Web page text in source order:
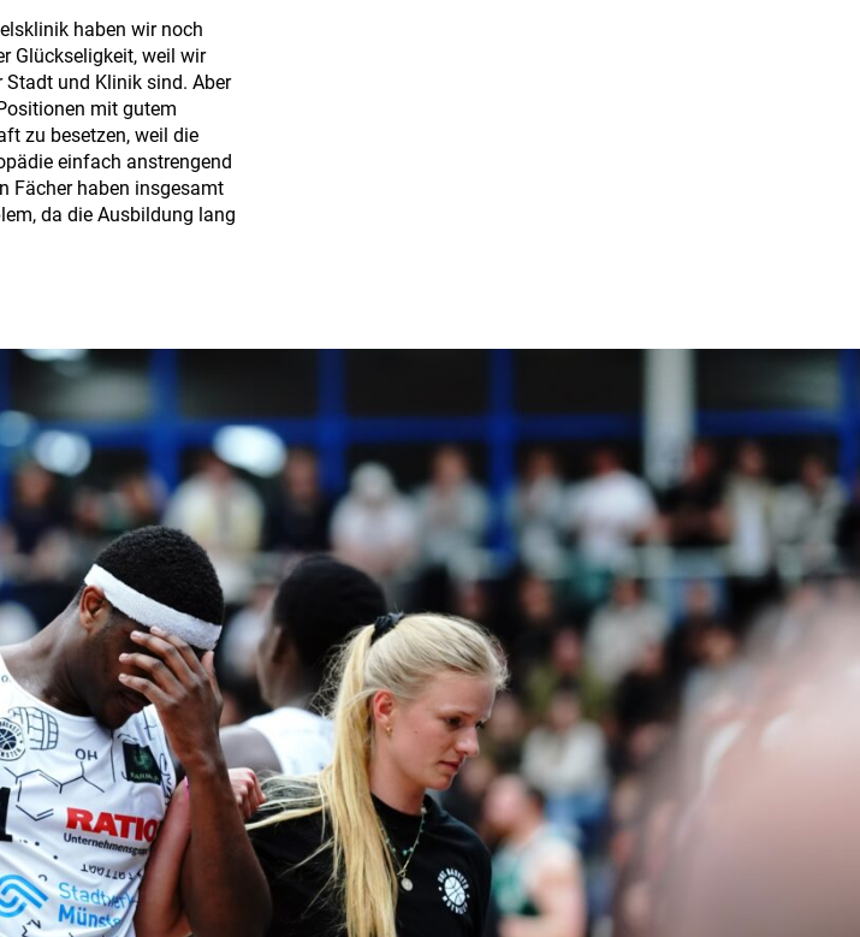
haben wir noch
Glückseligkeit, weil wir
und Klinik sind. Aber
mit gutem
zu besetzen, weil die
einfach anstrengend
Fächer haben insgesamt
da die Ausbildung lang